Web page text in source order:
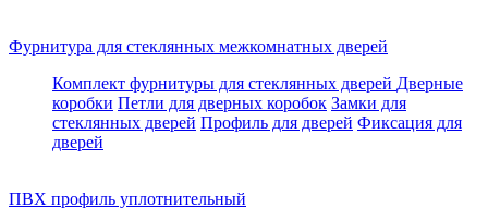
Фурнитура для стеклянных межкомнатных дверей
Комплект фурнитуры для стеклянных дверей Дверные
коробки Петли для дверных коробок Замки для
стеклянных дверей Профиль для дверей Фиксация для
дверей
ПВХ профиль уплотнительный